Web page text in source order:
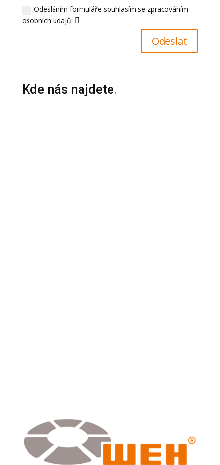
Odesláním formuláře souhlasím se zpracováním
osobních údajů.
Odeslat
Kde nás najdete.